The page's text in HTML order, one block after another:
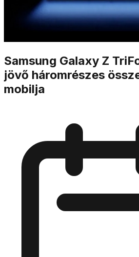
Samsung Galaxy Z
jövő háromrészes
mobilja